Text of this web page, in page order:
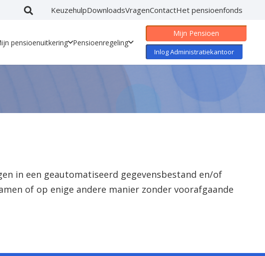
KeuzehulpDownloadsVragenContactHet pensioenfonds
pensioenuitkering Pensioenregeling
Mijn Pensioen
Inlog Administratiekantoor
in een geautomatiseerd gegevensbestand en/of
of op enige andere manier zonder voorafgaande